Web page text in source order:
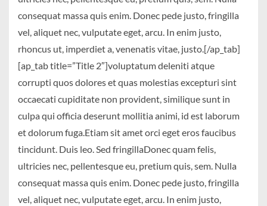
consequat massa quis enim. Donec pede justo, fringilla
vel, aliquet nec, vulputate eget, arcu. In enim justo,
rhoncus ut, imperdiet a, venenatis vitae, justo.[/ap_tab]
[ap_tab title=”Title 2″]voluptatum deleniti atque
corrupti quos dolores et quas molestias excepturi sint
occaecati cupiditate non provident, similique sunt in
culpa qui officia deserunt mollitia animi, id est laborum
et dolorum fuga.Etiam sit amet orci eget eros faucibus
tincidunt. Duis leo. Sed fringillaDonec quam felis,
ultricies nec, pellentesque eu, pretium quis, sem. Nulla
consequat massa quis enim. Donec pede justo, fringilla
vel, aliquet nec, vulputate eget, arcu. In enim justo,